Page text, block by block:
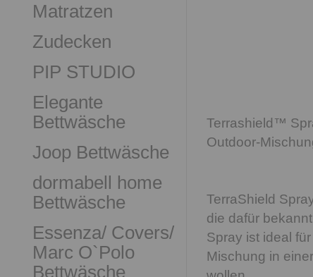
Matratzen
Zudecken
PIP STUDIO
Elegante
Bettwäsche
Joop Bettwäsche
dormabell home
Bettwäsche
Essenza/ Covers/
Marc O`Polo
Bettwäsche
Terrashield™
Outdoor-
TerraShield
die dafür
Spray ist ideal
Mischung in